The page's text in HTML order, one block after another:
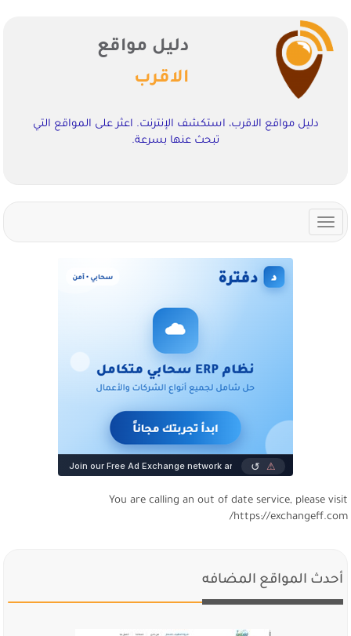
دليل مواقع
الاقرب
دليل مواقع الاقرب، استكشف الإنترنت. اعثر على المواقع التي
تبحث عنها بسرعة.
Toggle
navigation
You are calling an out of date service, please visit
https://exchangeff.com/
أحدث المواقع المضافه